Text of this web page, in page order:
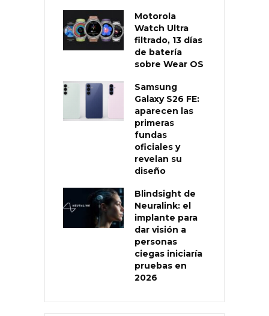
Motorola
Watch Ultra
filtrado, 13 días
de batería
sobre Wear OS
Samsung
Galaxy S26 FE:
aparecen las
primeras
fundas
oficiales y
revelan su
diseño
Blindsight de
Neuralink: el
implante para
dar visión a
personas
ciegas iniciaría
pruebas en
2026